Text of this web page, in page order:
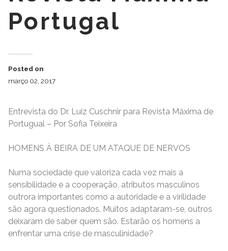
Portugal
Posted on
março 02, 2017
Entrevista do Dr. Luiz Cuschnir para Revista Máxima de
Portugual – Por Sofia Teixeira
HOMENS À BEIRA DE UM ATAQUE DE NERVOS
Numa sociedade que valoriza cada vez mais a
sensibilidade e a cooperação, atributos masculinos
outrora importantes como a autoridade e a virilidade
são agora questionados. Muitos adaptaram-se, outros
deixaram de saber quem são. Estarão os homens a
enfrentar uma crise de masculinidade?